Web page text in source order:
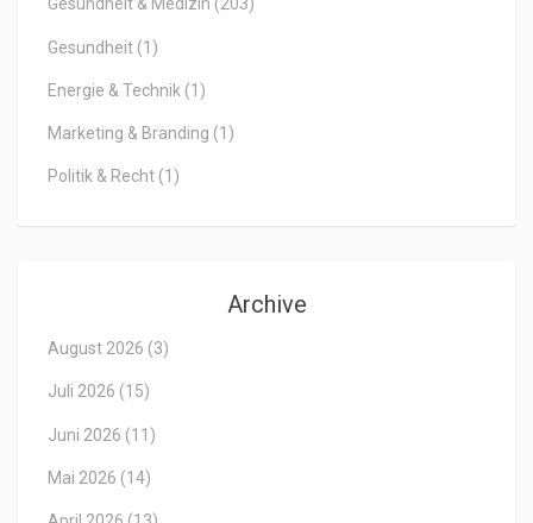
Gesundheit & Medizin (203)
Gesundheit (1)
Energie & Technik (1)
Marketing & Branding (1)
Politik & Recht (1)
Archive
August 2026 (3)
Juli 2026 (15)
Juni 2026 (11)
Mai 2026 (14)